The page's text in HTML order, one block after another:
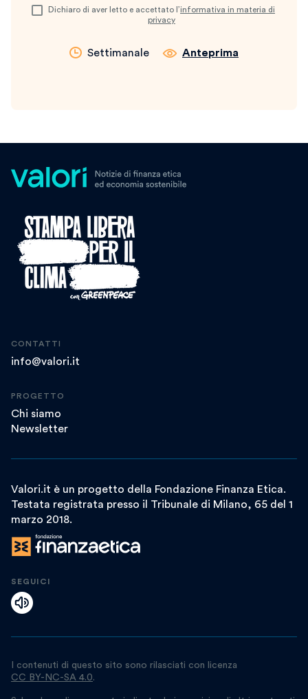
Dichiaro di aver letto e accettato l’informativa in materia di
privacy
Settimanale Anteprima
CONTATTI
info@valori.it
PROGETTO
Chi siamo
Newsletter
Valori.it è un progetto della Fondazione Finanza Etica.
Testata registrata presso il Tribunale di Milano, 65 del 1
marzo 2018.
SEGUICI
I contenuti di questo sito sono rilasciati con licenza
CC BY-NC-SA 4.0.